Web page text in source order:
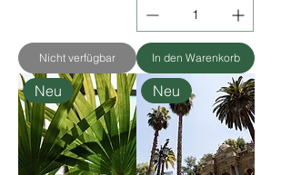
Nicht verfügbar In den Warenkorb
Neu Neu